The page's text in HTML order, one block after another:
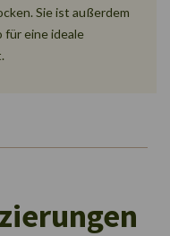
Sie ist außerdem
eine ideale